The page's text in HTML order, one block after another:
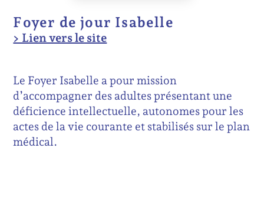
Foyer de jour Isabelle
> Lien vers le site
Le Foyer Isabelle a pour mission
d’accompagner des adultes présentant une
déficience intellectuelle, autonomes pour les
actes de la vie courante et stabilisés sur le plan
médical.